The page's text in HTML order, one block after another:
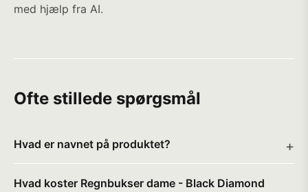
med hjælp fra AI.
Ofte stillede spørgsmål
Hvad er navnet på produktet?
Hvad koster Regnbukser dame - Black Diamond